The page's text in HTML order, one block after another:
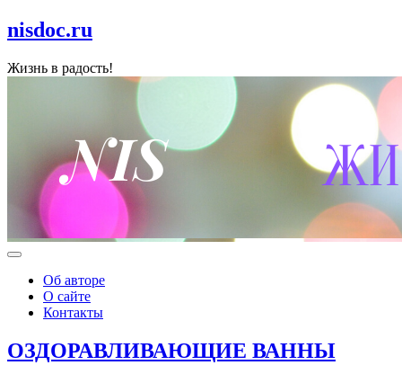
nisdoc.ru
Жизнь в радость!
Об авторе
О сайте
Контакты
ОЗДОРАВЛИВАЮЩИЕ ВАННЫ